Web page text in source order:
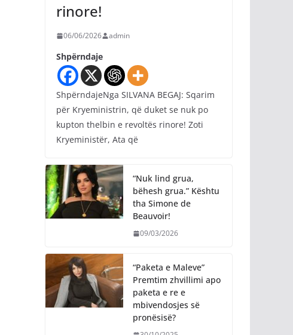
rinore!
06/06/2026 admin
Shpërndaje
ShpërndajeNga SILVANA BEGAJ: Sqarim
për Kryeministrin, që duket se nuk po
kupton thelbin e revoltës rinore! Zoti
Kryeministër, Ata që
“Nuk lind grua,
bëhesh grua.” Kështu
tha Simone de
Beauvoir!
09/03/2026
“Paketa e Maleve”
Premtim zhvillimi apo
paketa e re e
mbivendosjes së
pronësisë?